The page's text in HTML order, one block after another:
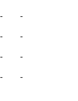
- -
- -
- -
- -